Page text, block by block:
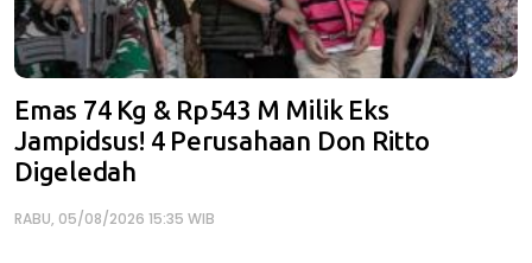
Emas 74 Kg & Rp543 M Milik Eks
Jampidsus! 4 Perusahaan Don Ritto
Digeledah
RABU, 05/08/2026 15:35 WIB